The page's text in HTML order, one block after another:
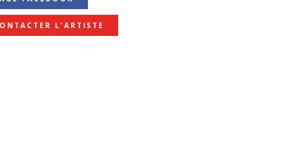
L'ARTISTE